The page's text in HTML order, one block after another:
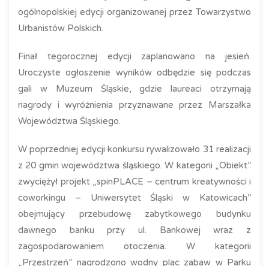
ogólnopolskiej edycji organizowanej przez Towarzystwo
Urbanistów Polskich.
Finał tegorocznej edycji zaplanowano na jesień.
Uroczyste ogłoszenie wyników odbędzie się podczas
gali w Muzeum Śląskie, gdzie laureaci otrzymają
nagrody i wyróżnienia przyznawane przez Marszałka
Województwa Śląskiego.
W poprzedniej edycji konkursu rywalizowało 31 realizacji
z 20 gmin województwa śląskiego. W kategorii „Obiekt”
zwyciężył projekt „spinPLACE – centrum kreatywności i
coworkingu – Uniwersytet Śląski w Katowicach”
obejmujący przebudowę zabytkowego budynku
dawnego banku przy ul. Bankowej wraz z
zagospodarowaniem otoczenia. W kategorii
„Przestrzeń” nagrodzono wodny plac zabaw w Parku